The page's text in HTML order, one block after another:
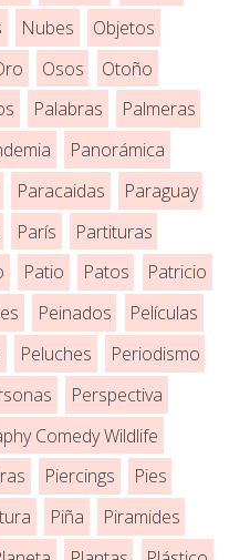
Nubes
Objetos
Osos
Otoño
Palabras
Palmeras
Panorámica
Paracaidas
Paraguay
París
Partituras
Patio Patos
Patricio
Peinados
Películas
Peluches
Periodismo
Perspectiva
Comedy Wildlife
Piercings
Pies
Piña
Piramides